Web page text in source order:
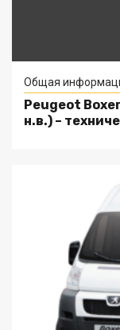
Общая
Peugeot
н.в.) –